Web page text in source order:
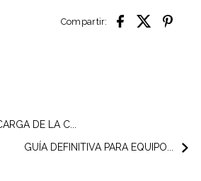
Compartir:
DE LA C...
GUÍA DEFINITIVA PARA EQUIPO...